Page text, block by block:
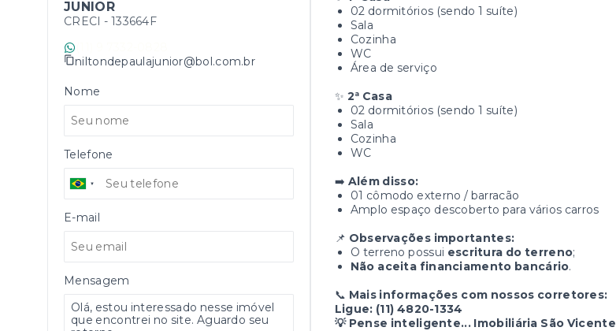
02 dormitórios (sendo 1 suíte)
Sala
Cozinha
WC
Área de serviço
✨ 2ª Casa
02 dormitórios (sendo 1 suíte)
Sala
Cozinha
WC
➡️ Além disso:
01 cômodo externo / barracão
Amplo espaço descoberto para vários carros
📌 Observações importantes:
O terreno possui escritura do terreno;
Não aceita financiamento bancário.
📞 Mais informações com nossos corretores:
Ligue: (11) 4820-1334
💡 Pense inteligente... Imobiliária São Vicente
JUNIOR
CRECI - 133664F
niltondepaulajunior@bol.com.br
Nome
Telefone
E-mail
Mensagem